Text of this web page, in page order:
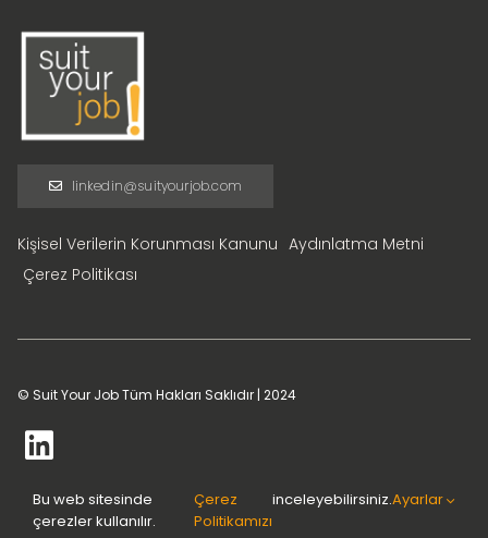
linkedin@suityourjob.com
Kişisel Verilerin Korunması Kanunu Aydınlatma Metni
Çerez Politikası
© Suit Your Job Tüm Hakları Saklıdır | 2024
Bu web sitesinde
çerezler kullanılır.
Çerez
Politikamızı
inceleyebilirsiniz.Ayarlar